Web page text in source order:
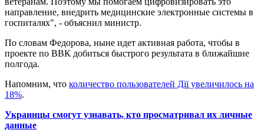
направление, внедрить медицинские электронные системы в
госпиталях", - объяснил министр.
По словам Федорова, ныне идет активная работа, чтобы в
проекте по ВВК добиться быстрого результата в ближайшие
полгода.
Напомним, что количество пользователей Дії увеличилось на
18%.
Украинцы смогут узнавать, кто просматривал их личные
данные